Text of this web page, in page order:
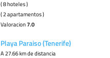
( 8 hoteles )
( 2 apartamentos )
Valoracion7.0
Playa Paraiso (Tenerife)
A 27.66 km de distancia